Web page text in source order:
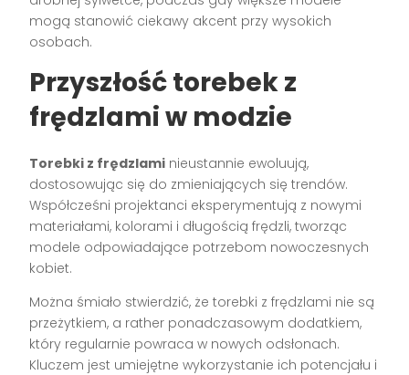
mogą stanowić ciekawy akcent przy wysokich
osobach.
Przyszłość torebek z
frędzlami w modzie
Torebki z frędzlami nieustannie ewoluują,
dostosowując się do zmieniających się trendów.
Współcześni projektanci eksperymentują z nowymi
materiałami, kolorami i długością frędzli, tworząc
modele odpowiadające potrzebom nowoczesnych
kobiet.
Można śmiało stwierdzić, że torebki z frędzlami nie są
przeżytkiem, a rather ponadczasowym dodatkiem,
który regularnie powraca w nowych odsłonach.
Kluczem jest umiejętne wykorzystanie ich potencjału i